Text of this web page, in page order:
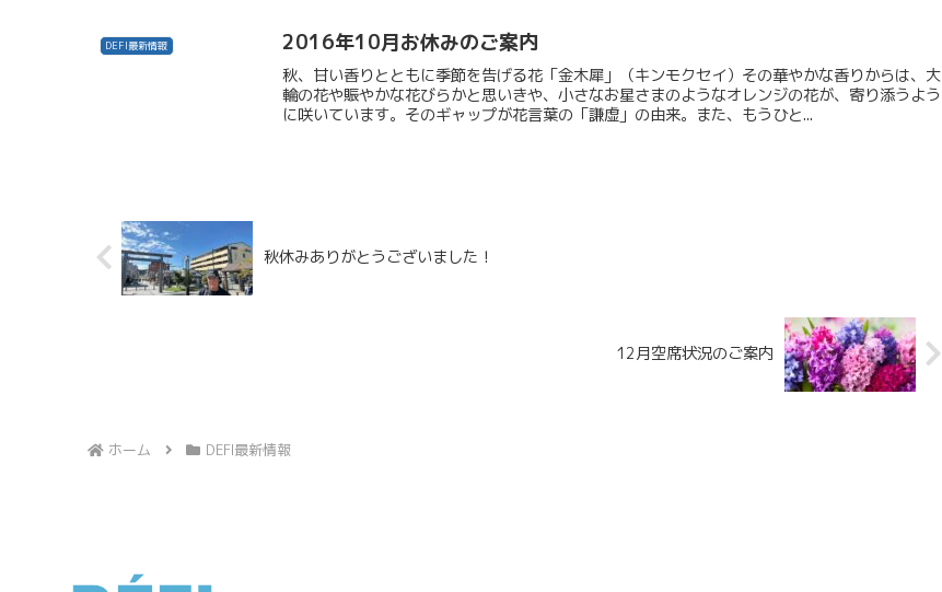
DEFI最新情報 2016年10月お休みのご案内
秋、甘い香りとともに季節を告げる花「金木犀」（キンモクセイ）その華やかな香りからは、大
輪の花や賑やかな花びらかと思いきや、小さなお星さまのようなオレンジの花が、寄り添うよう
に咲いています。そのギャップが花言葉の「謙虚」の由来。また、もうひと...
秋休みありがとうございました！
12月空席状況のご案内
ホーム DEFI最新情報